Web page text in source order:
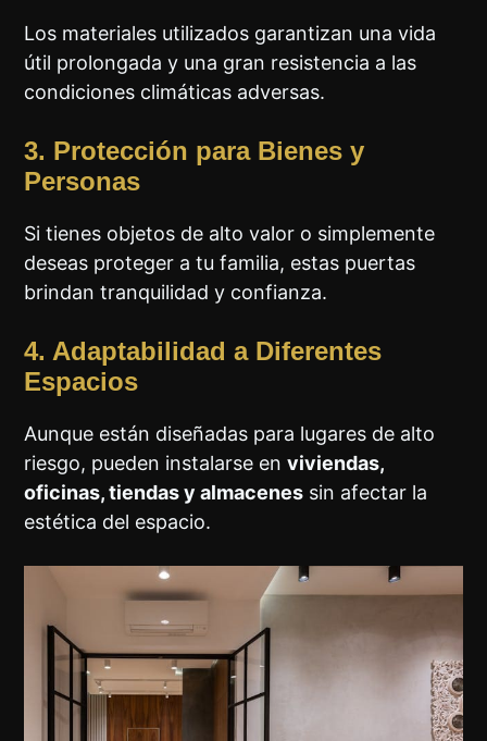
Los materiales utilizados garantizan una vida
útil prolongada y una gran resistencia a las
condiciones climáticas adversas.
3. Protección para Bienes y
Personas
Si tienes objetos de alto valor o simplemente
deseas proteger a tu familia, estas puertas
brindan tranquilidad y confianza.
4. Adaptabilidad a Diferentes
Espacios
Aunque están diseñadas para lugares de alto
riesgo, pueden instalarse enviviendas,
oficinas, tiendas y almacenes sin afectar la
estética del espacio.